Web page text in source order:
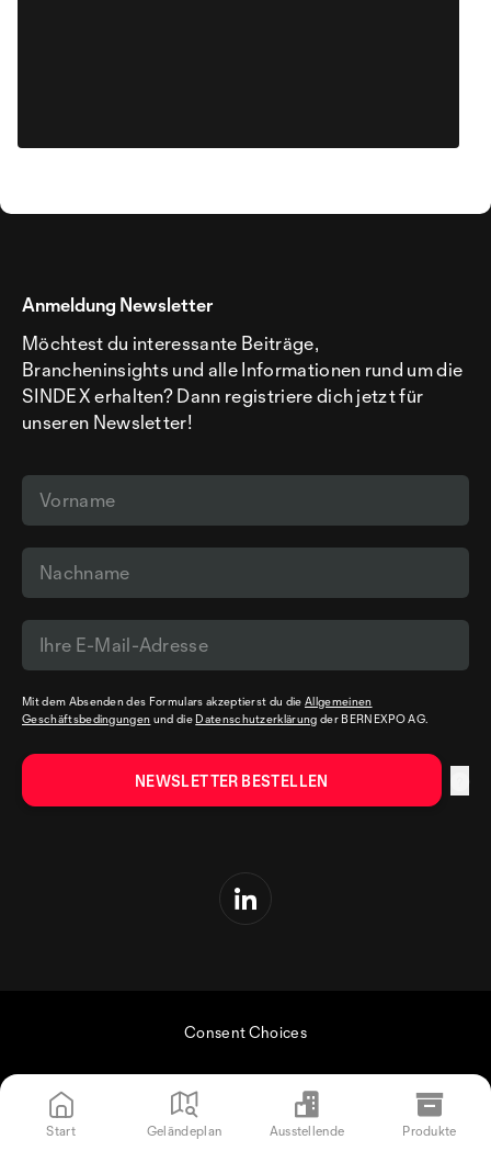
Anmeldung Newsletter
Möchtest du interessante Beiträge,
Brancheninsights und alle Informationen rund um die
SINDEX erhalten? Dann registriere dich jetzt für
unseren Newsletter!
Mit dem Absenden des Formulars akzeptierst du dieAllgemeinen
Geschäftsbedingungen und die Datenschutzerklärung der BERNEXPO AG.
Consent Choices
Start Geländeplan Ausstellende Produkte